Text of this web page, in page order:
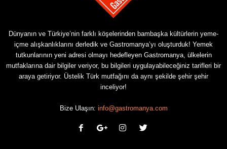
Dünyanın ve Türkiye’nin farklı köşelerinden bambaşka kültürlerin yeme-
içme alışkanlıklarını derledik ve Gastromanya’yı oluşturduk! Yemek
tutkunlarının yeni adresi olmayı hedefleyen Gastromanya, ülkelerin
mutfaklarına dair bilgiler veriyor, bu bilgileri uygulayabileceğiniz tarifleri bir
araya getiriyor. Üstelik Türk mutfağını da aynı şekilde şehir şehir
inceliyor!
Bize Ulaşın: info@gastromanya.com